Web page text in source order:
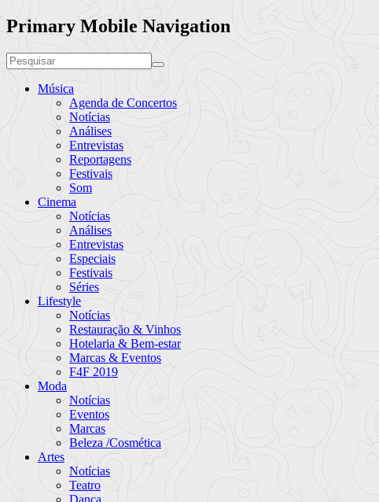
Primary Mobile Navigation
Música
Agenda de Concertos
Notícias
Análises
Entrevistas
Reportagens
Festivais
Som
Cinema
Notícias
Análises
Entrevistas
Especiais
Festivais
Séries
Lifestyle
Notícias
Restauração & Vinhos
Hotelaria & Bem-estar
Marcas & Eventos
F4F 2019
Moda
Notícias
Eventos
Marcas
Beleza /Cosmética
Artes
Notícias
Teatro
Dança